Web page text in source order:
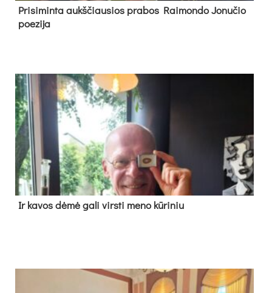
Pri­si­min­ta aukš­čiau­sios pra­bos Rai­mon­do Jo­nu­čio
poe­zi­ja
Ir ka­vos dė­mė ga­li virs­ti me­no kū­ri­niu